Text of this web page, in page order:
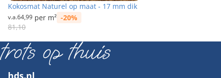
Kokosmat Naturel op maat - 17 mm dik
Prijs met korting
v.a.64,99 per m² -20%
Normale prijs
81,10